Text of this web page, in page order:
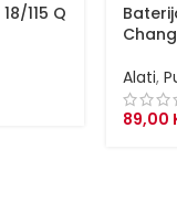
115 Q
Alati,
89,00